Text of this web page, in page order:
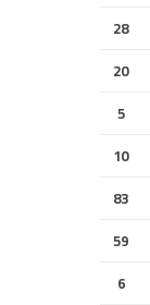
28
20
5
10
83
59
6